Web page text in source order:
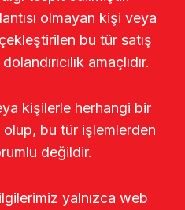
olmayan kişi veya
bu tür satış
amaçlıdır.
kişilerle herhangi bir
bu tür işlemlerden
değildir.
yalnızca web